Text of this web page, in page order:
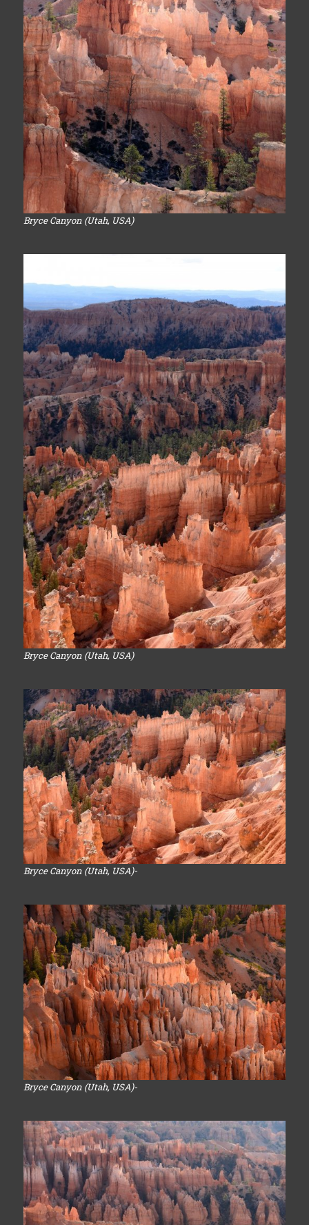
Bryce Canyon (Utah, USA)
Bryce Canyon (Utah, USA)
Bryce Canyon (Utah, USA)-
Bryce Canyon (Utah, USA)-